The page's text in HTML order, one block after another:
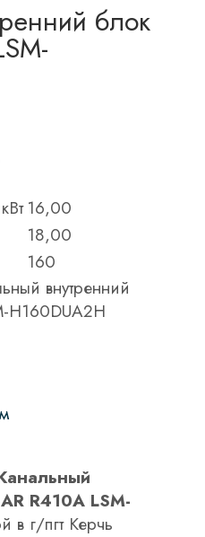
блок
16,00
18,00
160
внутренний
H160DUA2H
R410A LSM-
в г/пгт Керчь